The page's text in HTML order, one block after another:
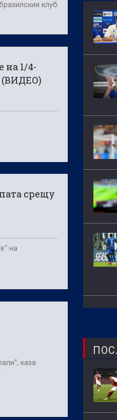
клуб
на 1/4-
(ВИДЕО)
срещу
на
каза